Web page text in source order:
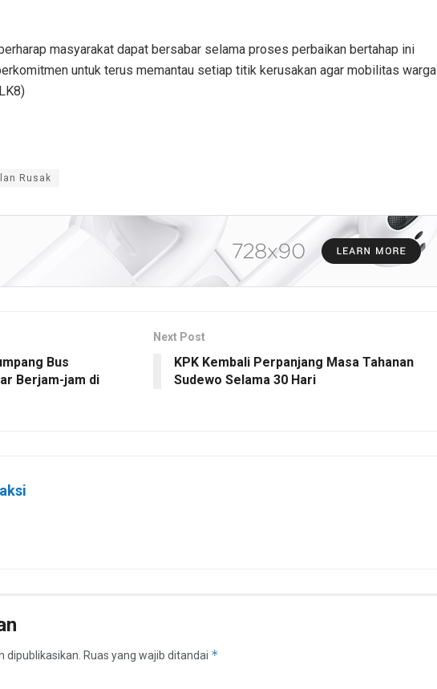
masyarakat dapat bersabar selama proses perbaikan bertahap ini
untuk terus memantau setiap titik kerusakan agar mobilitas warga
Rusak
Bus
Berjam-jam di
Next Post
KPK Kembali Perpanjang Masa Tahanan
Sudewo Selama 30 Hari
dipublikasikan. Ruas yang wajib ditandai *